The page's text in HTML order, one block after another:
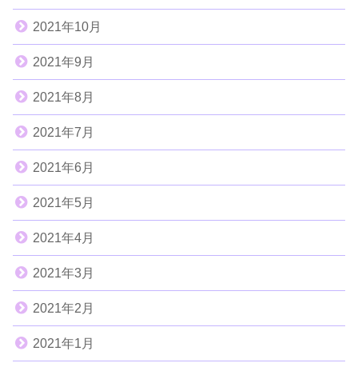
2021年10月
2021年9月
2021年8月
2021年7月
2021年6月
2021年5月
2021年4月
2021年3月
2021年2月
2021年1月